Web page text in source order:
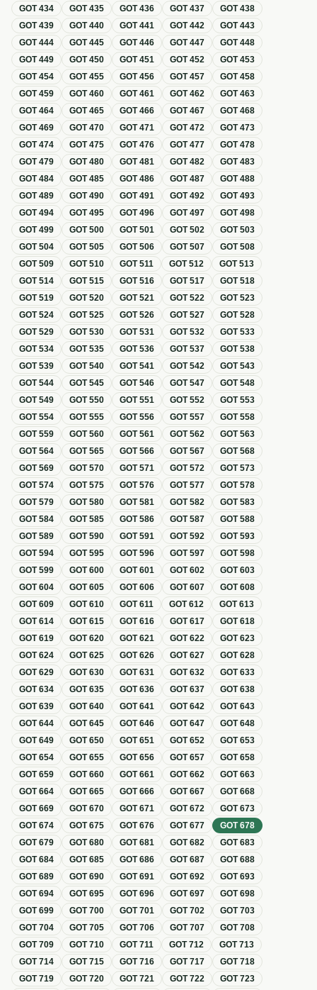
GOT434 GOT435 GOT436 GOT437 GOT438
GOT439 GOT440 GOT441 GOT442 GOT443
GOT444 GOT445 GOT446 GOT447 GOT448
GOT449 GOT450 GOT451 GOT452 GOT453
GOT454 GOT455 GOT456 GOT457 GOT458
GOT459 GOT460 GOT461 GOT462 GOT463
GOT464 GOT465 GOT466 GOT467 GOT468
GOT469 GOT470 GOT471 GOT472 GOT473
GOT474 GOT475 GOT476 GOT477 GOT478
GOT479 GOT480 GOT481 GOT482 GOT483
GOT484 GOT485 GOT486 GOT487 GOT488
GOT489 GOT490 GOT491 GOT492 GOT493
GOT494 GOT495 GOT496 GOT497 GOT498
GOT499 GOT500 GOT501 GOT502 GOT503
GOT504 GOT505 GOT506 GOT507 GOT508
GOT509 GOT510 GOT511 GOT512 GOT513
GOT514 GOT515 GOT516 GOT517 GOT518
GOT519 GOT520 GOT521 GOT522 GOT523
GOT524 GOT525 GOT526 GOT527 GOT528
GOT529 GOT530 GOT531 GOT532 GOT533
GOT534 GOT535 GOT536 GOT537 GOT538
GOT539 GOT540 GOT541 GOT542 GOT543
GOT544 GOT545 GOT546 GOT547 GOT548
GOT549 GOT550 GOT551 GOT552 GOT553
GOT554 GOT555 GOT556 GOT557 GOT558
GOT559 GOT560 GOT561 GOT562 GOT563
GOT564 GOT565 GOT566 GOT567 GOT568
GOT569 GOT570 GOT571 GOT572 GOT573
GOT574 GOT575 GOT576 GOT577 GOT578
GOT579 GOT580 GOT581 GOT582 GOT583
GOT584 GOT585 GOT586 GOT587 GOT588
GOT589 GOT590 GOT591 GOT592 GOT593
GOT594 GOT595 GOT596 GOT597 GOT598
GOT599 GOT600 GOT601 GOT602 GOT603
GOT604 GOT605 GOT606 GOT607 GOT608
GOT609 GOT610 GOT611 GOT612 GOT613
GOT614 GOT615 GOT616 GOT617 GOT618
GOT619 GOT620 GOT621 GOT622 GOT623
GOT624 GOT625 GOT626 GOT627 GOT628
GOT629 GOT630 GOT631 GOT632 GOT633
GOT634 GOT635 GOT636 GOT637 GOT638
GOT639 GOT640 GOT641 GOT642 GOT643
GOT644 GOT645 GOT646 GOT647 GOT648
GOT649 GOT650 GOT651 GOT652 GOT653
GOT654 GOT655 GOT656 GOT657 GOT658
GOT659 GOT660 GOT661 GOT662 GOT663
GOT664 GOT665 GOT666 GOT667 GOT668
GOT669 GOT670 GOT671 GOT672 GOT673
GOT674 GOT675 GOT676 GOT677 GOT678
GOT679 GOT680 GOT681 GOT682 GOT683
GOT684 GOT685 GOT686 GOT687 GOT688
GOT689 GOT690 GOT691 GOT692 GOT693
GOT694 GOT695 GOT696 GOT697 GOT698
GOT699 GOT700 GOT701 GOT702 GOT703
GOT704 GOT705 GOT706 GOT707 GOT708
GOT709 GOT710 GOT711 GOT712 GOT713
GOT714 GOT715 GOT716 GOT717 GOT718
GOT719 GOT720 GOT721 GOT722 GOT723